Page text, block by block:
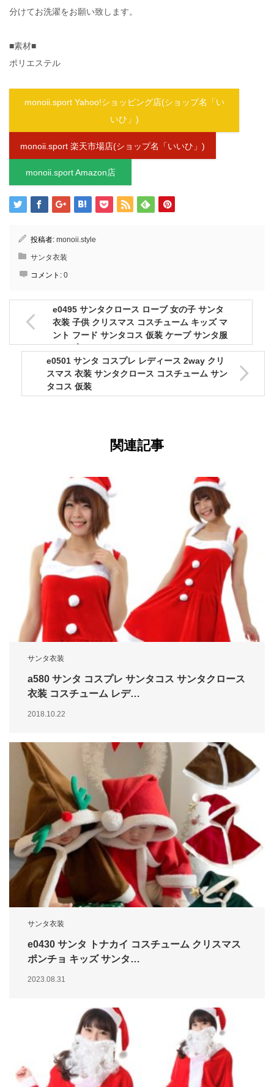
分けてお洗濯をお願い致します。
■素材■
ポリエステル
monoii.sport Yahoo!ショッピング店(ショップ名「い
いひ」)
monoii.sport 楽天市場店(ショップ名「いいひ」)
monoii.sport Amazon店
投稿者: monoii.style
サンタ衣装
コメント: 0
e0495 サンタクロース ローブ 女の子 サンタ
衣装 子供 クリスマス コスチューム キッズ マ
ント フード サンタコス 仮装 ケープ サンタ服
コスプレ
e0501 サンタ コスプレ レディース 2way クリ
スマス 衣装 サンタクロース コスチューム サン
タコス 仮装
関連記事
サンタ衣装
a580 サンタ コスプレ サンタコス サンタクロース
衣装 コスチューム レデ…
2018.10.22
サンタ衣装
e0430 サンタ トナカイ コスチューム クリスマス
ポンチョ キッズ サンタ…
2023.08.31